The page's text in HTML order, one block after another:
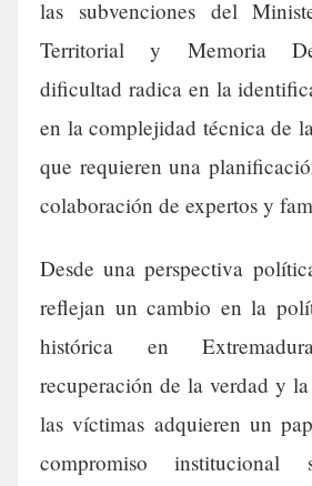
las subvenciones del
Territorial y Memoria
dificultad radica en la
en la complejidad técnica de
que requieren una
colaboración de expertos y
Desde una perspectiva
reflejan un cambio en la
histórica en
recuperación de la verdad y
las víctimas adquieren un
compromiso